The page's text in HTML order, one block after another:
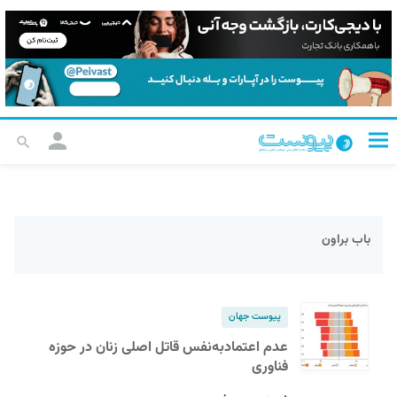
باب براون
پیوست جهان
عدم اعتمادبه‌نفس قاتل اصلی زنان در حوزه
فناوری